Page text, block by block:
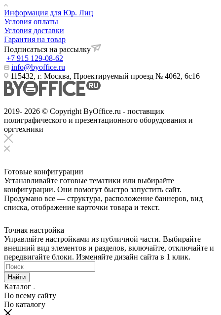
Информация для Юр. Лиц
Условия оплаты
Условия доставки
Гарантия на товар
Подписаться на рассылку
+7 915 129-08-62
info@byoffice.ru
115432, г. Москва, Проектируемый проезд № 4062, 6с16
2019- 2026 © Copyright ByOffice.ru - поставщик
полиграфического и презентационного оборудования и
оргтехники
Готовые конфигурации
Устанавливайте готовые тематики или выбирайте
конфигурации. Они помогут быстро запустить сайт.
Продумано все — структура, расположение баннеров, вид
списка, отображение карточки товара и текст.
Точная настройка
Управляйте настройками из публичной части. Выбирайте
внешний вид элементов и разделов, включайте, отключайте и
передвигайте блоки. Изменяйте дизайн сайта в 1 клик.
Найти
Каталог
По всему сайту
По каталогу